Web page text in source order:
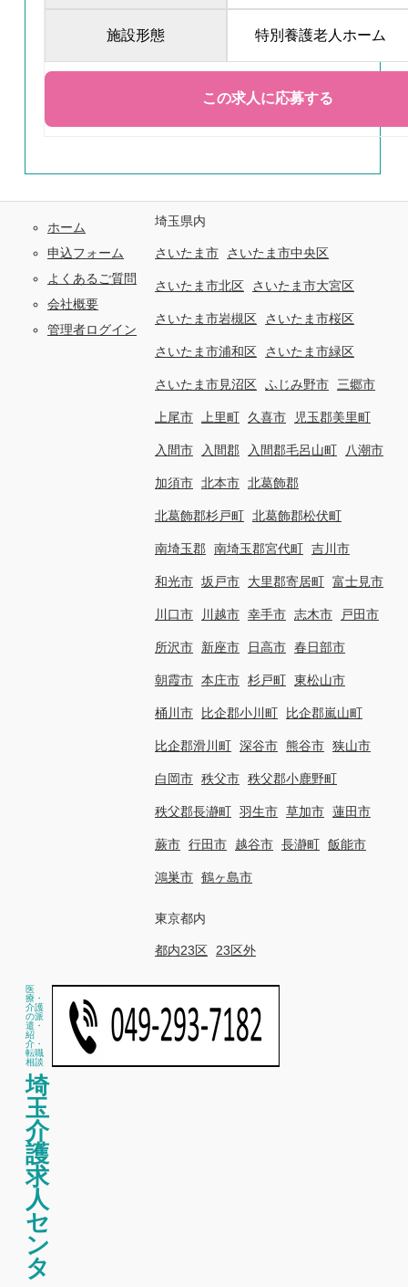
施設形態 特別養護老人ホーム
ホーム
申込フォーム
よくあるご質問
会社概要
管理者ログイン
埼玉県内
さいたま市 さいたま市中央区
さいたま市北区 さいたま市大宮区
さいたま市岩槻区 さいたま市桜区
さいたま市浦和区 さいたま市緑区
さいたま市見沼区 ふじみ野市 三郷市
上尾市 上里町 久喜市 児玉郡美里町
入間市 入間郡 入間郡毛呂山町 八潮市
加須市 北本市 北葛飾郡
北葛飾郡杉戸町 北葛飾郡松伏町
南埼玉郡 南埼玉郡宮代町 吉川市
和光市 坂戸市 大里郡寄居町 富士見市
川口市 川越市 幸手市 志木市 戸田市
所沢市 新座市 日高市 春日部市
朝霞市 本庄市 杉戸町 東松山市
桶川市 比企郡小川町 比企郡嵐山町
比企郡滑川町 深谷市 熊谷市 狭山市
白岡市 秩父市 秩父郡小鹿野町
秩父郡長瀞町 羽生市 草加市 蓮田市
蕨市 行田市 越谷市 長瀞町 飯能市
鴻巣市 鶴ヶ島市
東京都内
都内23区 23区外
医
療・
介護
の派
遣・
紹
介・
転職
相談
埼
玉
介
護
求
人
セ
ン
タ